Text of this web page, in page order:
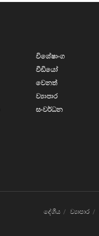
විශේෂාංග
වීඩියෝ
වෙනත්
ව්‍යාපාර
සංවර්ධන
දේශීය ව්‍යාපාර